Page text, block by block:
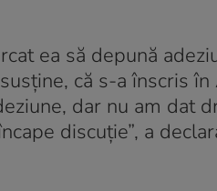
ea să depună
că s-a înscris
dar nu am dat
discuție”, a